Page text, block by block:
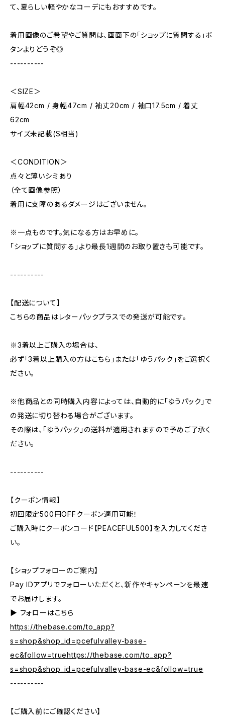
て、夏らしい軽やかなコーデにもおすすめです。
着用画像のご希望やご質問は、画面下の「ショップに質問する」ボ
タンよりどうぞ◎
----------
＜SIZE＞
肩幅42cm / 身幅47cm / 袖丈20cm / 袖口17.5cm / 着丈
62cm
サイズ未記載(S相当)
＜CONDITION＞
点々と薄いシミあり
（全て画像参照）
着用に支障のあるダメージはございません。
※一点ものです。気になる方はお早めに。
「ショップに質問する」より最長1週間のお取り置きも可能です。
----------
【配送について】
こちらの商品はレターパックプラスでの発送が可能です。
※3着以上ご購入の場合は、
必ず「3着以上購入の方はこちら」または「ゆうパック」をご選択く
ださい。
※他商品との同時購入内容によっては、自動的に「ゆうパック」で
の発送に切り替わる場合がございます。
その際は、「ゆうパック」の送料が適用されますので予めご了承く
ださい。
----------
【クーポン情報】
初回限定500円OFFクーポン適用可能！
ご購入時にクーポンコード【PEACEFUL500】を入力してくださ
い。
【ショップフォローのご案内】
Pay IDアプリでフォローいただくと、新作やキャンペーンを最速
でお届けします。
▶︎ フォローはこちら
https://thebase.com/to_app?
s=shop&shop_id=pcefulvalley-base-
ec&follow=truehttps://thebase.com/to_app?
s=shop&shop_id=pcefulvalley-base-ec&follow=true
----------
【ご購入前にご確認ください】